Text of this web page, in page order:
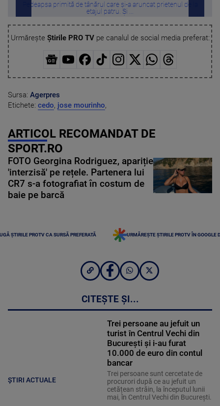
Pedeapsa primită de tânărul care și-a aruncat prietenul de la
etajul patru. Și ...
Urmărește Știrile PRO TVpe canalul de social media preferat:
Sursa: Agerpres
Etichete: cedo, jose mourinho,
ARTICOL RECOMANDAT DE
SPORT.RO
FOTO Georgina Rodriguez, apariție
'interzisă' pe rețele. Partenera lui
CR7 s-a fotografiat în costum de
baie pe barcă
ȘTIRILE PROTV CA SURSĂ PREFERATĂ URMĂREȘTE ȘTIRILE PROTV ÎN GOOGLE
CITEȘTE ȘI...
ȘTIRI ACTUALE
Trei persoane au jefuit un
turist în Centrul Vechi din
București și i-au furat
10.000 de euro din contul
bancar
Trei persoane sunt cercetate de
procurori după ce au jefuit un
cetățean străin, la începutul lunii
mai, în Centrul Vechi din București.